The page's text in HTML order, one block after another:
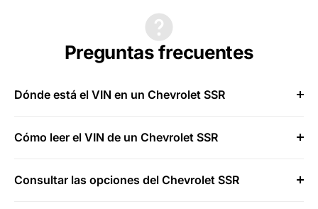
Preguntas frecuentes
Dónde está el VIN en un Chevrolet SSR
Cómo leer el VIN de un Chevrolet SSR
Consultar las opciones del Chevrolet SSR